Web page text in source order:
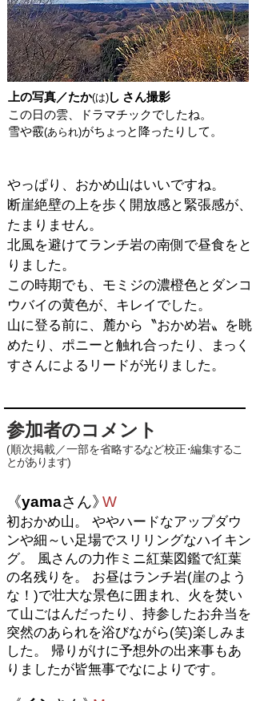
上の写真／たか(は)し さん撮影
​この日の雲、ドラマチックでしたね。
​雪や霰(あられ)がちょっと降ったりして。
やっぱり、おかめ山はいいですね。
​断崖絶壁の上を歩く開放感と緊張感が、
たまりません。
​北風を避けてランチ岩の南側で昼食をと
りました。
この時期でも、モミジの濃橙色とダンコ
ウバイの黄色が、キレイでした。
山に登る前に、麓から〝おかめ岩〟を眺
めたり、ポニーと触れ合ったり、
まっく
すさんによるリードが光りました。
参加者のコメント
(順次掲載／一部を省略するなど校正・編集するこ
とがあります)
《yamaさん》W
初おかめ山。 ややハードなアップダウ
ンや細～い足場でスリリングなハイキン
グ。 風さんの力作ミニ紅葉図鑑で紅葉
の名残りを。 お昼はランチ岩(崖のよう
な！)で壮大な景色に囲まれ、火を焚い
て山ごはんだったり、持参したお弁当を
突然のあられを浴びながら(笑)楽しみま
した。 帰りがけに予想外の出来事もあ
りましたが皆無事でなによりです。